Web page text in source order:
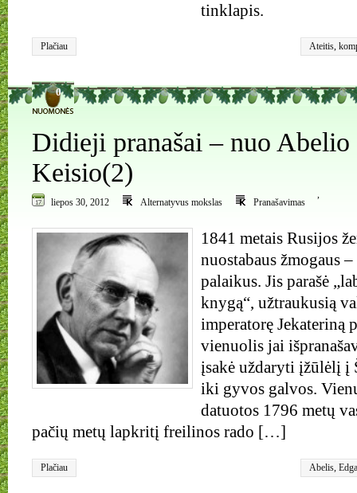
tinklapis.
Plačiau Ateitis,
0
Didieji pranašai – nuo
Keisio(2)
liepos 30, 2012 Alternatyvus mokslas
,
Pranašavimas
1841 metais Rusijos
nuostabaus žmogaus
palaikus. Jis parašė
knygą“, užtraukusią
imperatorę Jekateriną
vienuolis jai
įsakė uždaryti įžūlėlį į
iki gyvos galvos.
datuotos 1796 metų
pačių metų lapkritį freilinos rado […]
Plačiau Abelis,